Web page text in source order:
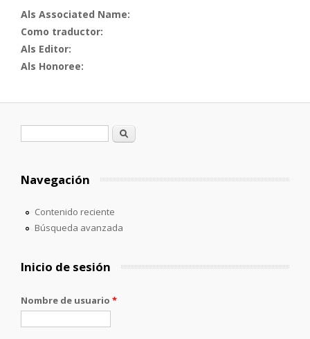
Als Associated Name:
Como traductor:
Als Editor:
Als Honoree:
Formulario de búsqueda
Buscar
Navegación
Contenido reciente
Búsqueda avanzada
Inicio de sesión
Nombre de usuario *